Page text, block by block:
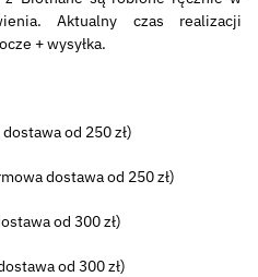
Aktualny czas realizacji
+ wysyłka.
od 250 zł)
dostawa od 250 zł)
od 300 zł)
od 300 zł)